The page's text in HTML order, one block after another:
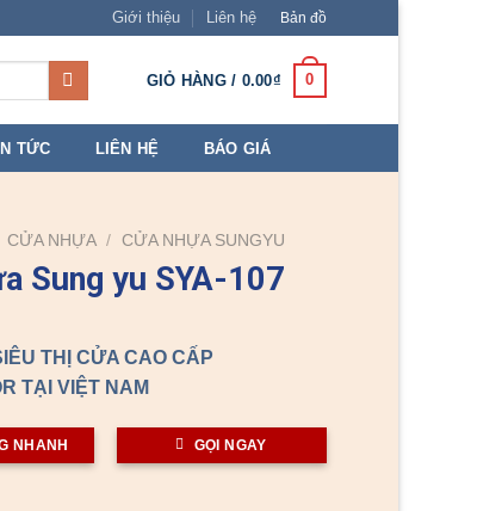
Giới thiệu Liên hệ Bản đồ
GIỎ HÀNG / 0.00₫ 0
TỨC LIÊN HỆ BÁO GIÁ
CỬA NHỰA / CỬA NHỰA SUNGYU
Sung yu SYA-107
THỊ CỬA CAO CẤP
TẠI VIỆT NAM
NHANH GỌI NGAY